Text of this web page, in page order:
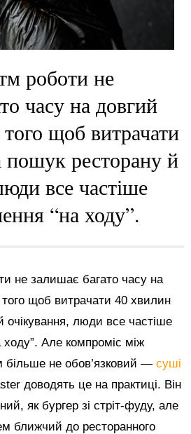
роботи не
часу на довгий
того щоб витрачати
ресторану й
все частіше
“на ходу”.
не залишає багато часу на
того щоб витрачати 40 хвилин
очікування, люди все частіше
Але компроміс між
більше не обов’язковий — суші
доводять це на практиці. Він
як бургер зі стріт-фуду, але
ближчий до ресторанного